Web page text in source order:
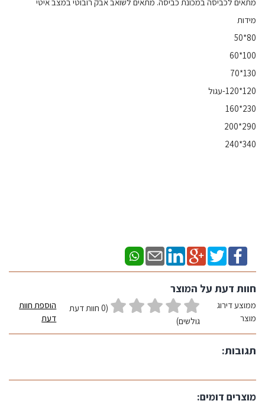
מידות
80*50
100*60
130*70
120*120-עגול
230*160
290*200
340*240
חוות דעת על המוצר
ממוצע דירוג
מוצר
(0 חוות דעת
גולשים)
הוספת חוות
דעת
תגובות:
מוצרים דומים: